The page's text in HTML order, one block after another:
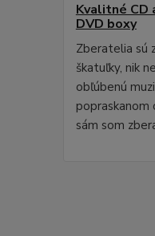
Kvalitné CD
DVD boxy
Zberatelia sú
škatuľky, nik
obľúbenú
popraskanom
sám som